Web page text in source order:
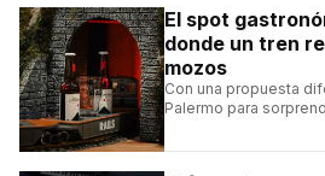
El spot
donde un tren
mozos
Con una propuesta
Palermo para